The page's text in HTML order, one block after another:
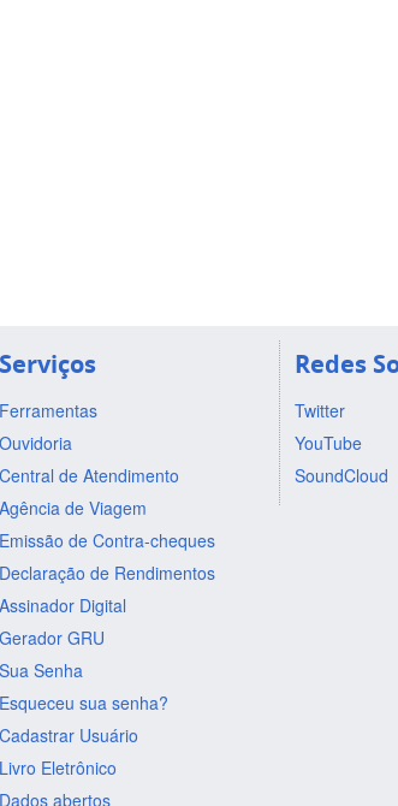
Serviços
Ferramentas
Ouvidoria
Central de Atendimento
Agência de Viagem
Emissão de Contra-cheques
Declaração de Rendimentos
Assinador Digital
Gerador GRU
Sua Senha
Esqueceu sua senha?
Cadastrar Usuário
Livro Eletrônico
Dados abertos
Redes
Twitter
YouTube
SoundCloud